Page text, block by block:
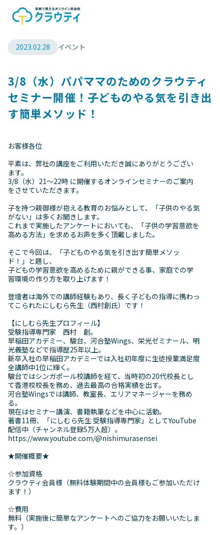
2023.02.28 イベント
3/8（水）パパママのためのクラウティ
セミナー開催！子どものやる気を引き出
す簡単メソッド！
お客様各位
平素は、弊社の講座をご利用いただき誠にありがとうござい
ます。
3/8（水）21～22時 に開催するオンラインセミナーのご案内
をさせていただきます。
子を持つ親御様が抱える教育のお悩みとして、「子供のやる気
がない」は多くお聞きします。
これまで実施したアンケートにおいても、「子供の学習意欲を
高める方法」を求めるお声を多く頂戴しました。
そこで今回は、「子どものやる気を引き出す簡単メソッ
ド！」と題し、
子どもの学習意欲を高めるために親ができる事、家庭での学
習環境の作り方を取り上げます！
登壇者は海外での講師経験もあり、長く子どもの指導に携わっ
てこられたにしむら先生（西村創氏）です！
【にしむら先生プロフィール】
受験指導専門家 西村 創。
早稲田アカデミー、駿台、河合塾Wings、栄光ゼミナール、明
光義塾などで指導歴25年以上。
新卒入社の早稲田アカデミーでは入社初年度に生徒授業満足度
全講師中1位に輝く。
駿台ではシンガポール校講師を経て、当時初の20代校長とし
て香港校校長を務め、過去最高の合格実績を出す。
河合塾Wingsでは講師、教室長、エリアマネージャーを務め
る。
現在はセミナー講演、書籍執筆などを中心に活動。
著書11冊、「にしむら先生 受験指導専門家」としてYouTube
配信中（チャンネル登録5万人超）。
https://www.youtube.com/@nishimurasensei
★開催概要★
☆参加資格
クラウティ会員様（無料体験期間中の会員様もご参加いただけ
ます！）
☆費用
無料（実施後に簡単なアンケートへのご協力をお願いいたしま
す。）